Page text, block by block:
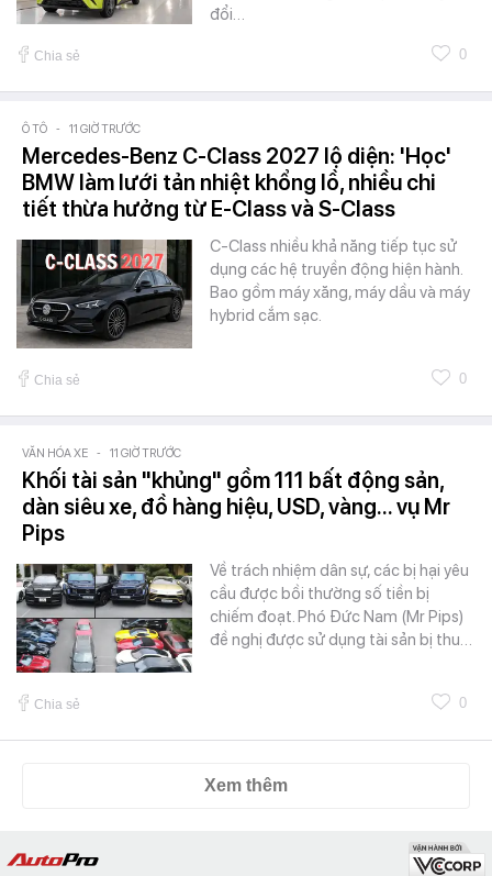
đổi…
Chia sẻ 0
Ô TÔ - 11 GIỜ TRƯỚC
Mercedes-Benz C-Class 2027 lộ diện: 'Học'
BMW làm lưới tản nhiệt khổng lồ, nhiều chi
tiết thừa hưởng từ E-Class và S-Class
C-Class nhiều khả năng tiếp tục sử
dụng các hệ truyền động hiện hành.
Bao gồm máy xăng, máy dầu và máy
hybrid cắm sạc.
Chia sẻ 0
VĂN HÓA XE - 11 GIỜ TRƯỚC
Khối tài sản "khủng" gồm 111 bất động sản,
dàn siêu xe, đồ hàng hiệu, USD, vàng... vụ Mr
Pips
Về trách nhiệm dân sự, các bị hại yêu
cầu được bồi thường số tiền bị
chiếm đoạt. Phó Đức Nam (Mr Pips)
đề nghị được sử dụng tài sản bị thu…
Chia sẻ 0
Xem thêm